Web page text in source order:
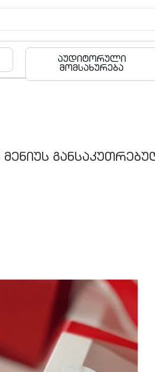
აუზი და ფიტნესი